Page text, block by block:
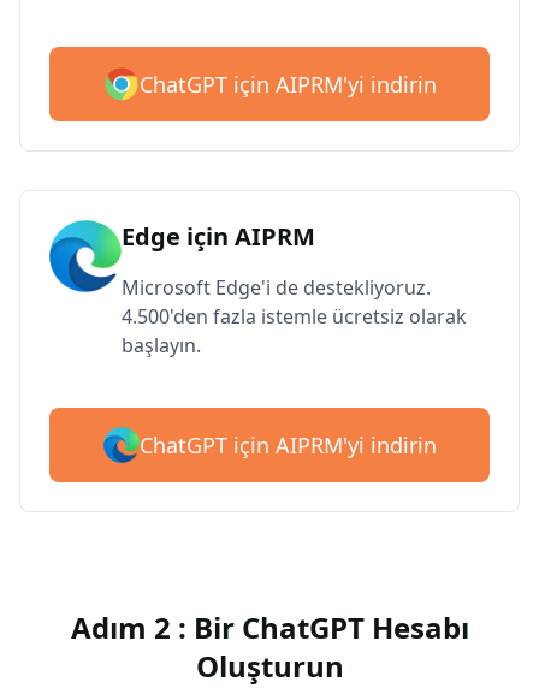
ChatGPT için AIPRM'yi indirin
Edge için AIPRM
Microsoft Edge'i de destekliyoruz.
4.500'den fazla istemle ücretsiz olarak
başlayın.
ChatGPT için AIPRM'yi indirin
Adım 2 : Bir ChatGPT Hesabı
Oluşturun